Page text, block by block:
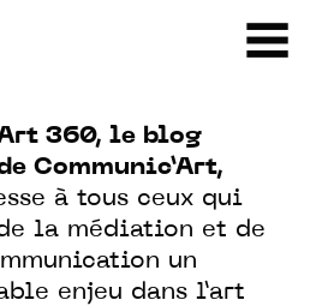
360, le blog
Communic’Art,
à tous ceux qui
la médiation et de
un
enjeu dans l’art